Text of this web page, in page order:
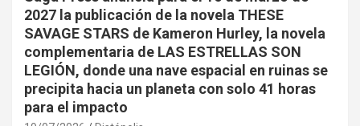
2027 la publicación de la novela THESE
SAVAGE STARS de Kameron Hurley, la novela
complementaria de LAS ESTRELLAS SON
LEGIÓN, donde una nave espacial en ruinas se
precipita hacia un planeta con solo 41 horas
para el impacto